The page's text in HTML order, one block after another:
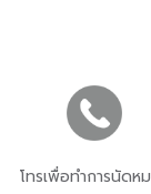
โทรเพื่อทำการนัดห